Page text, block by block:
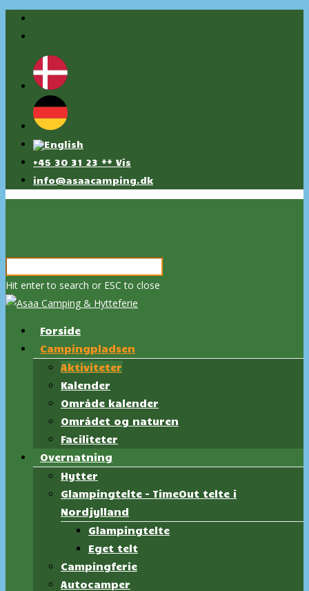
+45 30 31 23 ** Vis
info@asaacamping.dk
Hit enter to search or ESC to close
Forside
Campingpladsen
Aktiviteter
Kalender
Område kalender
Området og naturen
Faciliteter
Overnatning
Hytter
Glampingtelte – TimeOut telte i
Nordjylland
Glampingtelte
Eget telt
Campingferie
Autocamper